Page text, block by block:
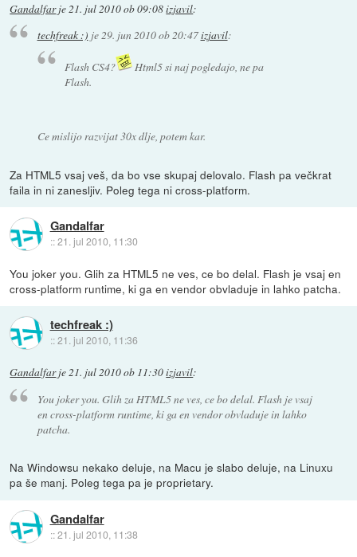
Gandalfarje21. jul 2010 ob 09:08izjavil:
techfreak :) je29. jun 2010 ob 20:47izjavil:
Flash CS4?
Html5 si naj pogledajo, ne pa
Flash.
Ce mislijo razvijat 30x dlje, potem kar.
Za HTML5 vsaj veš, da bo vse skupaj delovalo. Flash pa večkrat
faila in ni zanesljiv. Poleg tega ni cross-platform.
Gandalfar
::21. jul 2010, 11:30
You joker you. Glih za HTML5 ne ves, ce bo delal. Flash je vsaj en
cross-platform runtime, ki ga en vendor obvladuje in lahko patcha.
techfreak :)
::21. jul 2010, 11:36
Gandalfarje21. jul 2010 ob 11:30izjavil:
You joker you. Glih za HTML5 ne ves, ce bo delal. Flash je vsaj
en cross-platform runtime, ki ga en vendor obvladuje in lahko
patcha.
Na Windowsu nekako deluje, na Macu je slabo deluje, na Linuxu
pa še manj. Poleg tega pa je proprietary.
Gandalfar
::21. jul 2010, 11:38